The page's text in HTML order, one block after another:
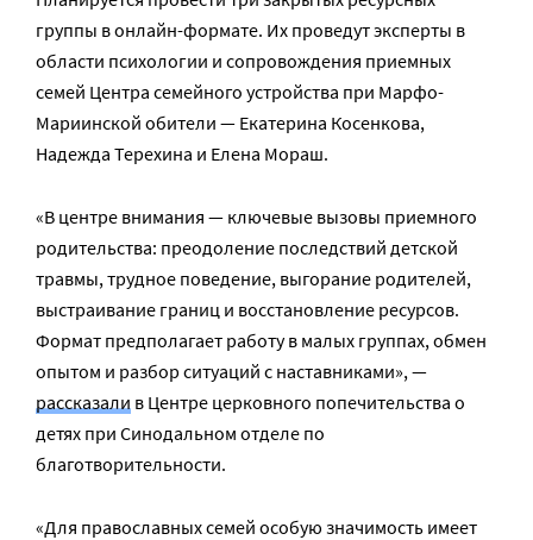
группы в онлайн-формате. Их проведут эксперты в
области психологии и сопровождения приемных
семей Центра семейного устройства при Марфо-
Мариинской обители — Екатерина Косенкова,
Надежда Терехина и Елена Мораш.
«В центре внимания — ключевые вызовы приемного
родительства: преодоление последствий детской
травмы, трудное поведение, выгорание родителей,
выстраивание границ и восстановление ресурсов.
Формат предполагает работу в малых группах, обмен
опытом и разбор ситуаций с наставниками», —
рассказали в Центре церковного попечительства о
детях при Синодальном отделе по
благотворительности.
«Для православных семей особую значимость имеет